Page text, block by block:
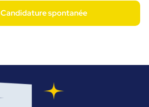
Candidature spontanée